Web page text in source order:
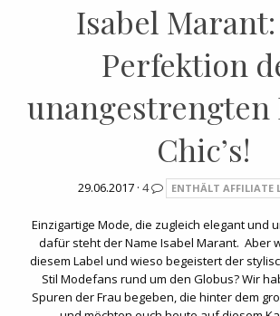
Isabel
Perfektion
unangestrengten
Chic’s!
29.06.2017 · 4 ENTHÄLT AFFILIATE
Einzigartige Mode, die zugleich elegant und
dafür steht der Name Isabel Marant. Aber
diesem Label und wieso begeistert der
Stil Modefans rund um den Globus? Wir
Spuren der Frau begeben, die hinter dem